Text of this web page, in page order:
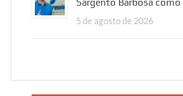
Sargento Barbosa
5 de agosto de 2026